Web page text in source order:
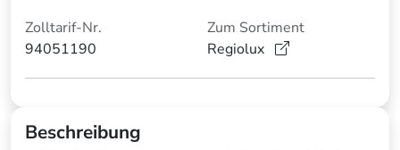
Zolltarif-Nr.
94051190
Zum Sortiment
Regiolux
Beschreibung